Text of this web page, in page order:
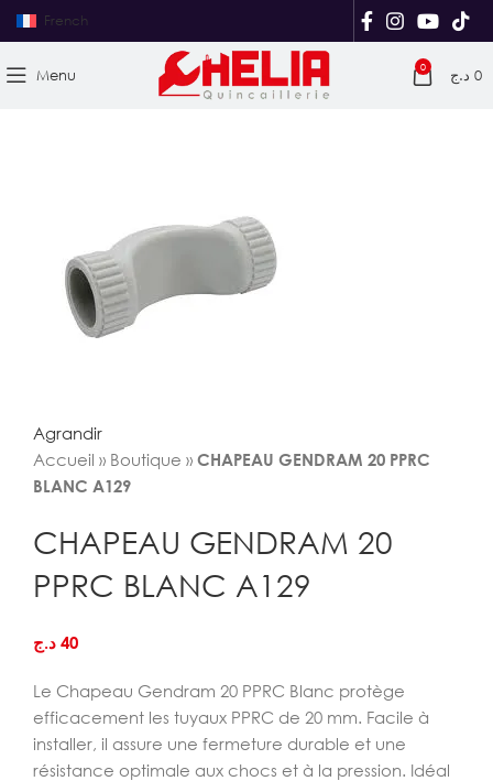
French
Menu 0 0 د.ج
Agrandir
Accueil » Boutique » CHAPEAU GENDRAM 20 PPRC
BLANC A129
CHAPEAU GENDRAM 20
PPRC BLANC A129
40 د.ج
Le Chapeau Gendram 20 PPRC Blanc protège
efficacement les tuyaux PPRC de 20 mm. Facile à
installer, il assure une fermeture durable et une
résistance optimale aux chocs et à la pression. Idéal